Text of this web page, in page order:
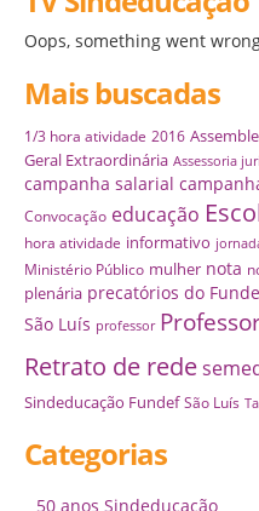
Oops, something went
Mais buscadas
1/3 hora atividade 2016
Geral Extraordinária Assessoria
campanha salarial
Convocação educação
hora atividade informativo
Ministério Público mulher nota
plenária precatórios do
São Luís professor
Retrato de rede
Sindeducação Fundef São Luís
Categorias
50 anos Sindeducação